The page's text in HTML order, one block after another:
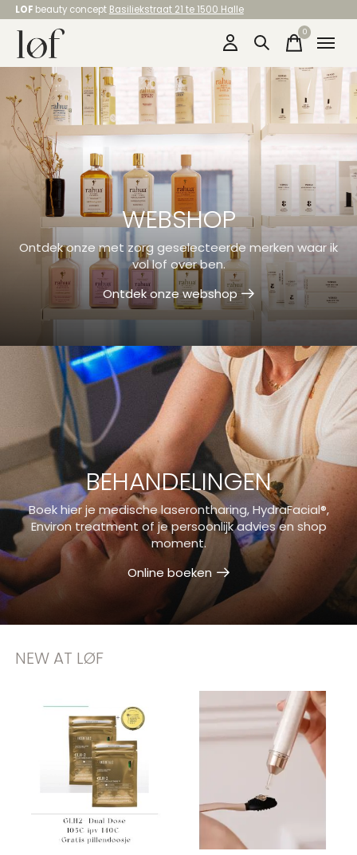
LOF beauty concept Basiliekstraat 21 te 1500 Halle
0items
WEBSHOP
Ontdek onze met zorg geselecteerde merken waar ik
vol lof over ben.
Ontdek onze webshop
BEHANDELINGEN
Boek hier je medische laserontharing, HydraFacial®,
Environ treatment of je persoonlijk advies en shop
moment.
Online boeken
NEW AT LØF